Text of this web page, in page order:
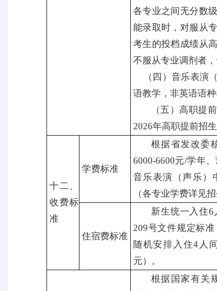
各专业之间无分数
能录取时，对服从
考生的投档成绩从
不服从专业调剂者
（ 四 ） 音乐表演
语教学，非英语语
（五）高职提
2026年高职提前招
十二、
收费标
准
学费标准
根据省发改委
6000-6600元/学年
音乐表演（声乐）
（各专业学费详见
住宿费标准
新生统一入住6
209号文件规定标
随机安排入住4人
元）。
根据国家有关